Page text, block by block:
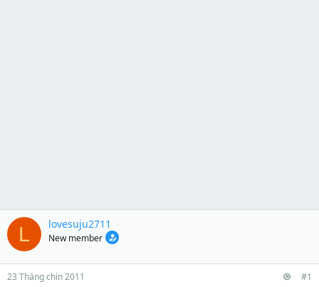
L lovesuju2711
New member
23 Tháng chín 2011 #1